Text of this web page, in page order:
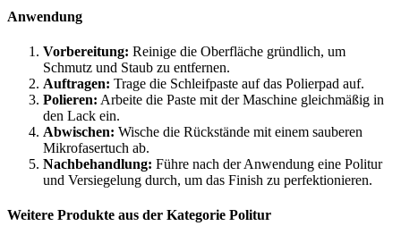
Anwendung
Vorbereitung: Reinige die Oberfläche gründlich, um
Schmutz und Staub zu entfernen.
Auftragen: Trage die Schleifpaste auf das Polierpad auf.
Polieren: Arbeite die Paste mit der Maschine gleichmäßig in
den Lack ein.
Abwischen: Wische die Rückstände mit einem sauberen
Mikrofasertuch ab.
Nachbehandlung: Führe nach der Anwendung eine Politur
und Versiegelung durch, um das Finish zu perfektionieren.
Weitere Produkte aus der Kategorie Politur